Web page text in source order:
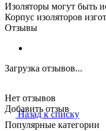
Изоляторы могут быть
Корпус изоляторов
Отзывы
Загрузка отзывов...
Нет отзывов
Добавить отзыв
Назад к списку
Популярные категории